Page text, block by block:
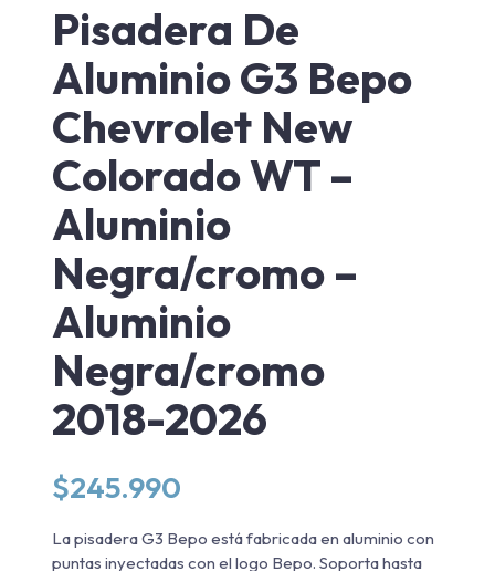
Pisadera De
Aluminio G3 Bepo
Chevrolet New
Colorado WT –
Aluminio
Negra/cromo –
Aluminio
Negra/cromo
2018-2026
$245.990
La pisadera G3 Bepo está fabricada en aluminio con
puntas inyectadas con el logo Bepo. Soporta hasta